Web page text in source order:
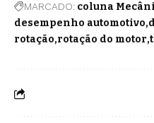
MARCADO: coluna
desempenho automotivo
rotação rotação do motor